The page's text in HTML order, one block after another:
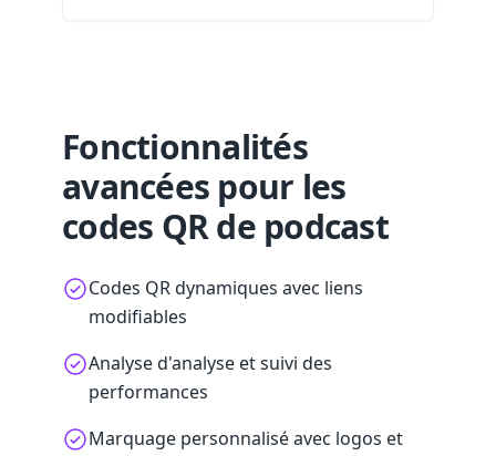
Fonctionnalités
avancées pour les
codes QR de podcast
Codes QR dynamiques avec liens
modifiables
Analyse d'analyse et suivi des
performances
Marquage personnalisé avec logos et